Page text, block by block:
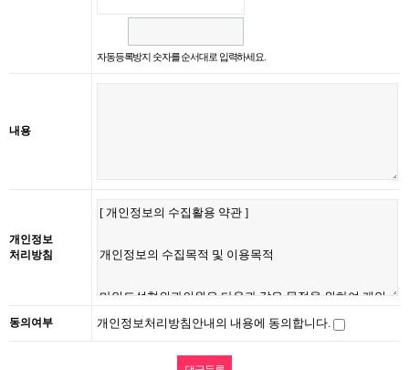
자동등록방지 숫자를 순서대로 입력하세요.
내용
개인정보
처리방침
동의여부 개인정보처리방침안내의 내용에 동의합니다.